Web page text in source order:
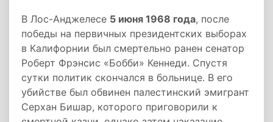
В Лос-Анджелесе 5 июня 1968 года, после
победы на первичных президентских выборах
в Калифорнии был смертельно ранен сенатор
Роберт Фрэнсис «Бобби» Кеннеди. Спустя
сутки политик скончался в больнице. В его
убийстве был обвинен палестинский эмигрант
Серхан Бишар, которого приговорили к